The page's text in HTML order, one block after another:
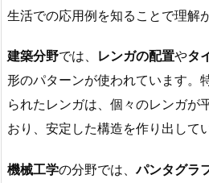
生活での応用例を知ることで理解
建築分野では、 レンガの配置やタ
形のパターンが使われています。
られたレンガは、個々のレンガが
おり、安定した構造を作り出して
機械工学の分野では、パンタグラ